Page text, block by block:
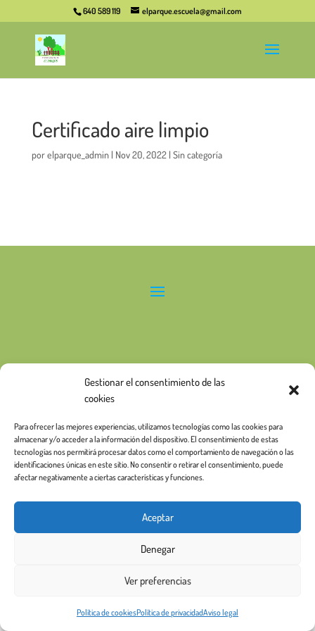
Gestionar el consentimiento de las
cookies
Para ofrecer las mejores experiencias, utilizamos tecnologías como las cookies para
almacenar y/o acceder a la información del dispositivo. El consentimiento de estas
tecnologías nos permitirá procesar datos como el comportamiento de navegación o las
identificaciones únicas en este sitio. No consentir o retirar el consentimiento, puede
afectar negativamente a ciertas características y funciones.
Aceptar
Denegar
Ver preferencias
Política de cookiesPolítica de privacidadAviso legal
640 589 119 elparque.escuela@gmail.com
Certificado aire limpio
porelparque_admin| Nov 20, 2022| Sin categoría